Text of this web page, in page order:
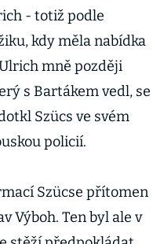
- totiž podle
kdy měla nabídka
mně později
s Bartákem vedl, se
Szücs ve svém
policií.
Szücse přítomen
Výboh. Ten byl ale v